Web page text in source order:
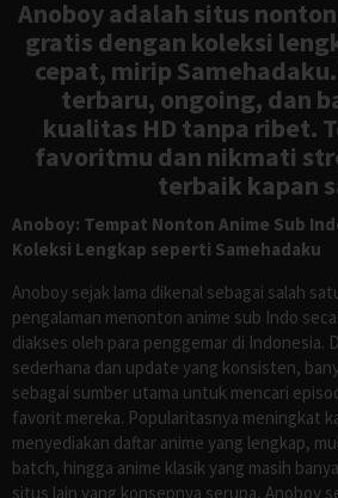
Anoboy adalah situs
gratis dengan koleksi
cepat, mirip
terbaru, ongoing, dan
kualitas HD tanpa ribet.
favoritmu dan nikmati
terbaik kapan
Anoboy: Tempat Nonton Anime Sub
Koleksi Lengkap seperti Samehadaku
Anoboy sejak lama dikenal sebagai salah
pengalaman menonton anime sub Indo
diakses oleh para penggemar di Indonesia.
sederhana dan update yang konsisten,
sebagai sumber utama untuk mencari
favorit mereka. Popularitasnya meningkat
menyediakan daftar anime yang lengkap,
batch, hingga anime klasik yang masih
situs lain yang konsepnya serupa, Anoboy